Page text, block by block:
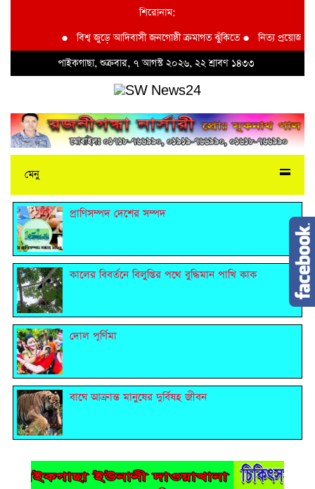
শিরোনাম:
●বিশ্ব জুড়ে আদিবাসী জনগোষ্ঠী ক্রমাগত ঝুঁকিতে●নিত্য প্রয়োজনীয়
পাইকগাছা, শুক্রবার, ৭ আগস্ট ২০২৬, ২২ শ্রাবণ ১৪৩৩
মেনু
প্রাণিসম্পদ দেশের সম্পদ
কালের বিবর্তনে বিলুপ্তির পথে বুদ্ধিমান পাখি কাক
দোল পূর্ণিমা
বাঘে আক্রান্ত মানুষের দুর্বিষহ জীবন